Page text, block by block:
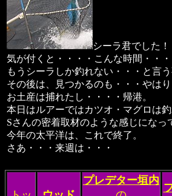
シーラ君でした！
気が付くと・・・・こんな時間・・・
もうシーラしか釣れない・・・と言
その後は、見つかるのも・・・やは
お土産は捕れたし・・・・帰港。
本日はルアーではカツオ・マグロは
Sさんの密着取材のような感じになっ
今年の太平洋は、これで終了。
さあ・・・来週は・・・
プレデター垣内